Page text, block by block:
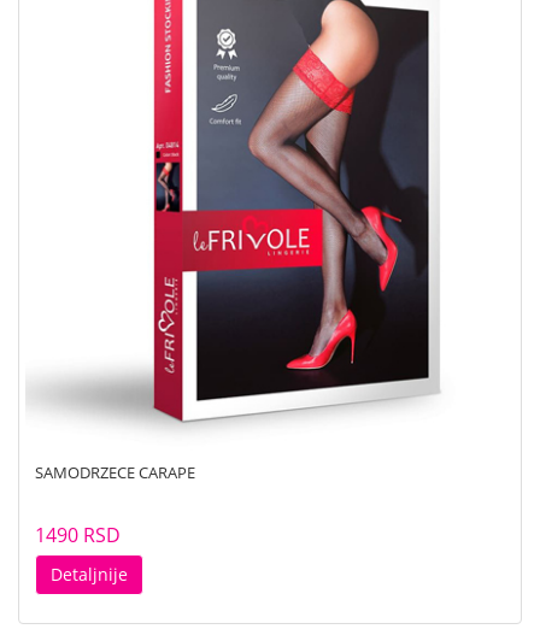
SAMODRZECE CARAPE
1490 RSD
Detaljnije